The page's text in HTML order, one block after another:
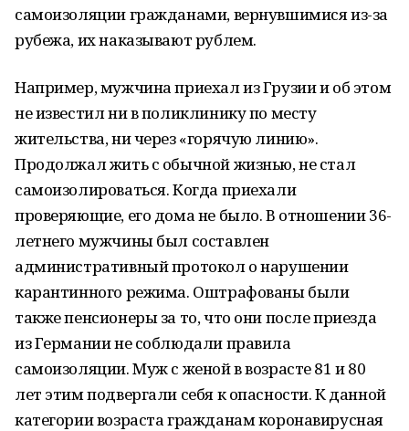
самоизоляции гражданами, вернувшимися из-за
рубежа, их наказывают рублем.
Например, мужчина приехал из Грузии и об этом
не известил ни в поликлинику по месту
жительства, ни через «горячую линию».
Продолжал жить с обычной жизнью, не стал
самоизолироваться. Когда приехали
проверяющие, его дома не было. В отношении 36-
летнего мужчины был составлен
административный протокол о нарушении
карантинного режима. Оштрафованы были
также пенсионеры за то, что они после приезда
из Германии не соблюдали правила
самоизоляции. Муж с женой в возрасте 81 и 80
лет этим подвергали себя к опасности. К данной
категории возраста гражданам коронавирусная